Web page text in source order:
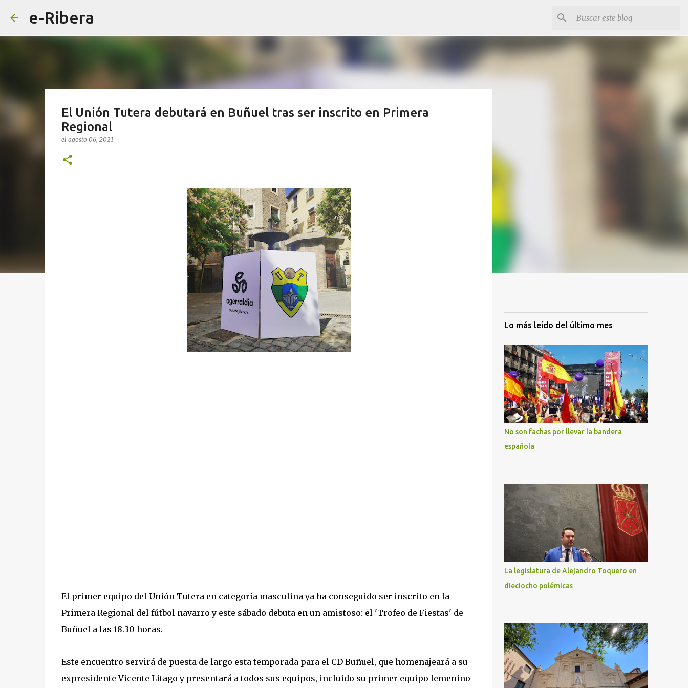
e-Ribera
El Unión Tutera debutará en Buñuel tras ser inscrito en Primera
Regional
el agosto 06, 2021
El primer equipo del Unión Tutera en categoría masculina ya ha conseguido ser inscrito en la
Primera Regional del fútbol navarro y este sábado debuta en un amistoso: el 'Trofeo de Fiestas' de
Buñuel a las 18.30 horas.
Este encuentro servirá de puesta de largo esta temporada para el CD Buñuel, que homenajeará a su
expresidente Vicente Litago y presentará a todos sus equipos, incluido su primer equipo femenino
Lo más leído del último mes
No son fachas por llevar la bandera
española
La legislatura de Alejandro Toquero en
dieciocho polémicas